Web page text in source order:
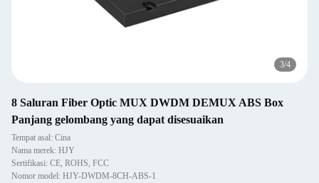
3/4
8 Saluran Fiber Optic MUX DWDM DEMUX ABS Box
Panjang gelombang yang dapat disesuaikan
Tempat asal: Cina
Nama merek: HJY
Sertifikasi: CE, ROHS, FCC
Nomor model: HJY-DWDM-8CH-ABS-1